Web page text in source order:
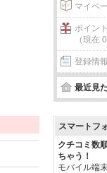
マイペ
ポイン
（現在
登録情
最近見
スマートフ
クチコミ数
ちゃう！
モバイル端